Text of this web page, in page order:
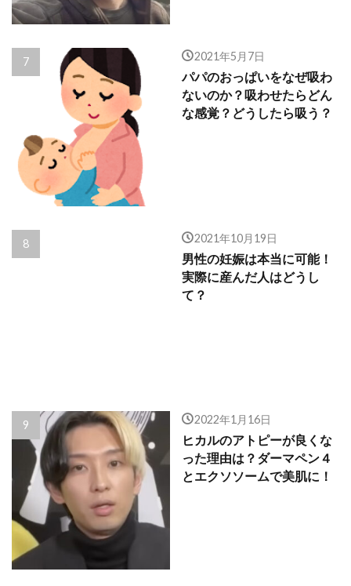
2021年5月7日
パパのおっぱいをなぜ吸わ
ないのか？吸わせたらどん
な感覚？どうしたら吸う？
2021年10月19日
男性の妊娠は本当に可能！
実際に産んだ人はどうし
て？
2022年1月16日
ヒカルのアトピーが良くな
った理由は？ダーマペン４
とエクソソームで美肌に！